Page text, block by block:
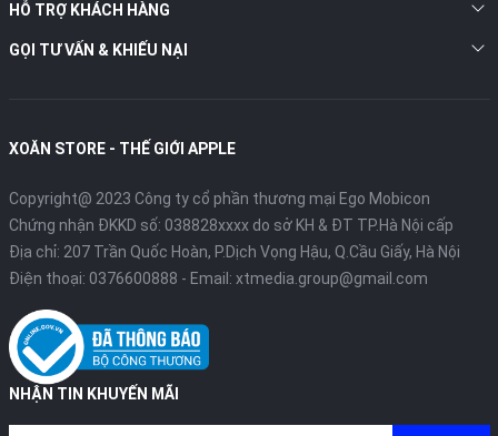
HỖ TRỢ KHÁCH HÀNG
GỌI TƯ VẤN & KHIẾU NẠI
XOĂN STORE - THẾ GIỚI APPLE
Copyright@ 2023 Công ty cổ phần thương mại Ego Mobicon
Chứng nhận ĐKKD số: 038828xxxx do sở KH & ĐT TP.Hà Nội cấp
Địa chỉ: 207 Trần Quốc Hoàn, P.Dịch Vọng Hậu, Q.Cầu Giấy, Hà Nội
Điện thoại: 0376600888 - Email: xtmedia.group@gmail.com
NHẬN TIN KHUYẾN MÃI